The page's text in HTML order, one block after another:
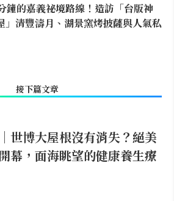
鐘的嘉義祕境路線！造訪「台版神
」清豐濤月、湖景窯烤披薩與人氣私
接下篇文章
世博大屋根沒有消失？絕美
幕，面海眺望的健康養生療